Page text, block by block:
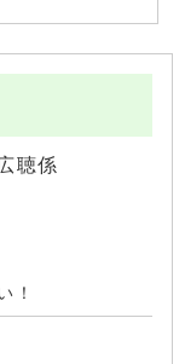
聴係
！